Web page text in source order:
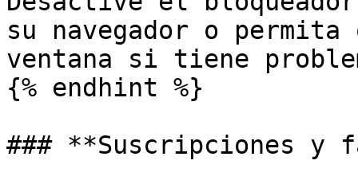
su navegador o permita
ventana si tiene
{% endhint %}
### **Suscripciones y